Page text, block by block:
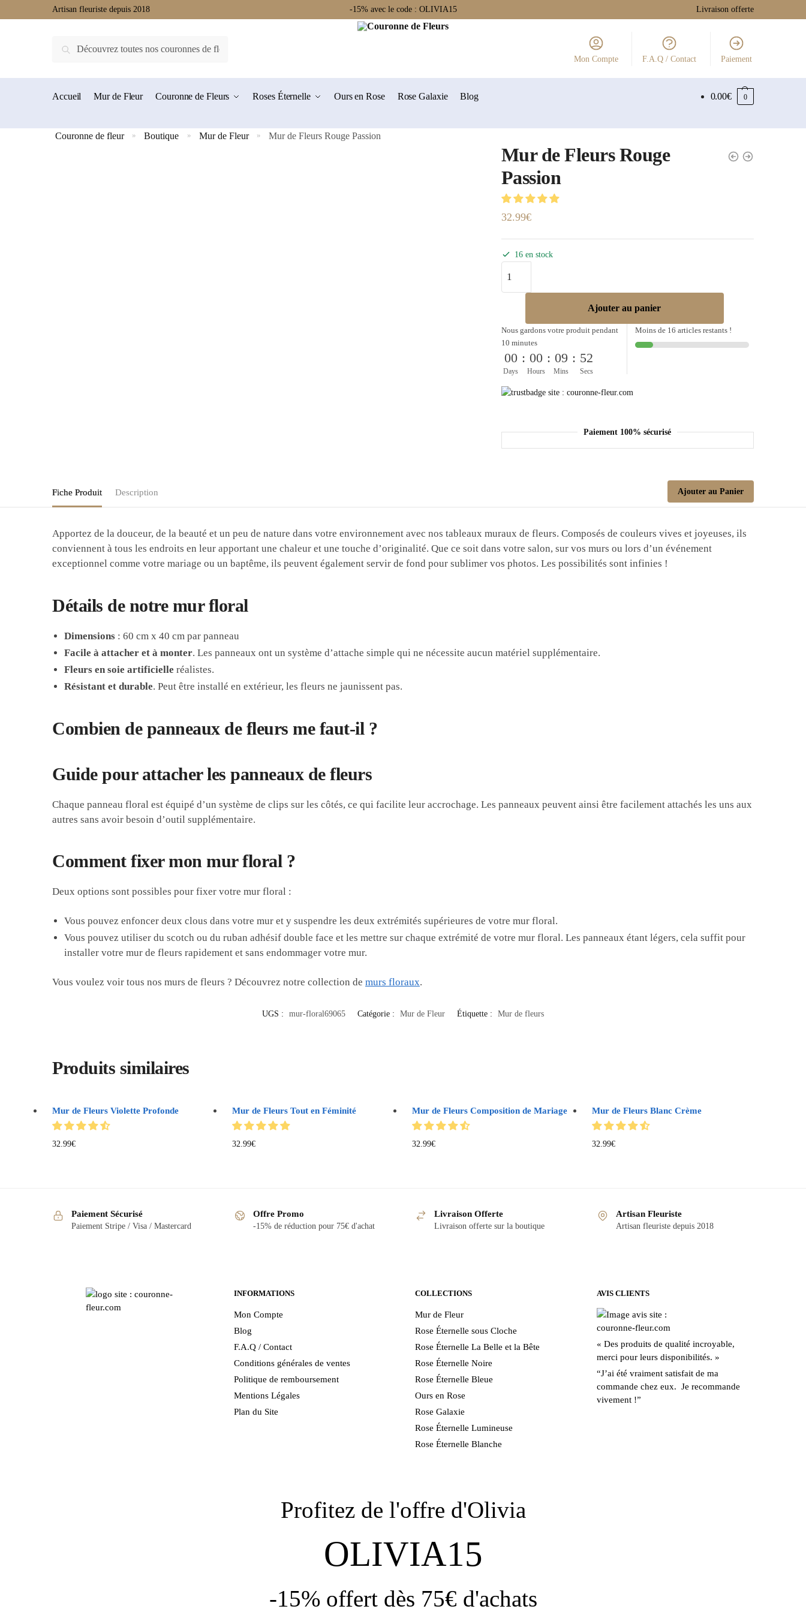
Artisan fleuriste depuis 2018 -15% avec le code : OLIVIA15 Livraison offerte
Recherche
Mon Compte F.A.Q / Contact Paiement
Accueil Mur de Fleur Couronne de Fleurs Roses Éternelle Ours en Rose Rose Galaxie Blog 0.00€ 0
Couronne de fleur » Boutique » Mur de Fleur » Mur de Fleurs Rouge Passion
Mur de Fleurs Rouge
Passion
32.99€
16 en stock
Ajouter au panier
Nous gardons votre produit pendant
10 minutes
00
Days
: 00
Hours
: 09
Mins
: 52
Secs
Moins de 16 articles restants !
Paiement 100% sécurisé
Fiche Produit Description Ajouter au Panier
Apportez de la douceur, de la beauté et un peu de nature dans votre environnement avec nos tableaux muraux de fleurs. Composés de couleurs vives et joyeuses, ils
conviennent à tous les endroits en leur apportant une chaleur et une touche d’originalité. Que ce soit dans votre salon, sur vos murs ou lors d’un événement
exceptionnel comme votre mariage ou un baptême, ils peuvent également servir de fond pour sublimer vos photos. Les possibilités sont infinies !
Détails de notre mur floral
Dimensions : 60 cm x 40 cm par panneau
Facile à attacher et à monter. Les panneaux ont un système d’attache simple qui ne nécessite aucun matériel supplémentaire.
Fleurs en soie artificielle réalistes.
Résistant et durable. Peut être installé en extérieur, les fleurs ne jaunissent pas.
Combien de panneaux de fleurs me faut-il ?
Guide pour attacher les panneaux de fleurs
Chaque panneau floral est équipé d’un système de clips sur les côtés, ce qui facilite leur accrochage. Les panneaux peuvent ainsi être facilement attachés les uns aux
autres sans avoir besoin d’outil supplémentaire.
Comment fixer mon mur floral ?
Deux options sont possibles pour fixer votre mur floral :
Vous pouvez enfoncer deux clous dans votre mur et y suspendre les deux extrémités supérieures de votre mur floral.
Vous pouvez utiliser du scotch ou du ruban adhésif double face et les mettre sur chaque extrémité de votre mur floral. Les panneaux étant légers, cela suffit pour
installer votre mur de fleurs rapidement et sans endommager votre mur.
Vous voulez voir tous nos murs de fleurs ? Découvrez notre collection demurs floraux.
UGS : mur-floral69065 Catégorie : Mur de Fleur Étiquette : Mur de fleurs
Produits similaires
Mur de Fleurs Violette Profonde
32.99€
Mur de Fleurs Tout en Féminité
32.99€
Mur de Fleurs Composition de Mariage
32.99€
Mur de Fleurs Blanc Crème
32.99€
Paiement Sécurisé
Paiement Stripe / Visa / Mastercard
Offre Promo
-15% de réduction pour 75€ d'achat
Livraison Offerte
Livraison offerte sur la boutique
Artisan Fleuriste
Artisan fleuriste depuis 2018
INFORMATIONS
Mon Compte
Blog
F.A.Q / Contact
Conditions générales de ventes
Politique de remboursement
Mentions Légales
Plan du Site
COLLECTIONS
Mur de Fleur
Rose Éternelle sous Cloche
Rose Éternelle La Belle et la Bête
Rose Éternelle Noire
Rose Éternelle Bleue
Ours en Rose
Rose Galaxie
Rose Éternelle Lumineuse
Rose Éternelle Blanche
AVIS CLIENTS
« Des produits de qualité incroyable,
merci pour leurs disponibilités. »
“J’ai été vraiment satisfait de ma
commande chez eux. Je recommande
vivement !”
Profitez de l'offre d'Olivia
OLIVIA15
-15% offert dès 75€ d'achats